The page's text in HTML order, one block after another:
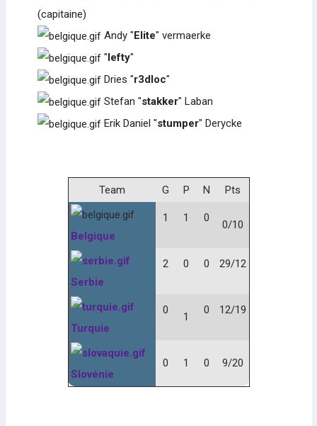
(capitaine)
Andy "Elite" vermaerke
"lefty"
Dries "r3dloc"
Stefan "stakker" Laban
Erik Daniel "stumper" Derycke
Team G P N Pts
Belgique
1 1 0
0/10
Serbie
2 0 0 29/12
Turquie
0
1
0 12/19
Slovénie
0 1 0 9/20